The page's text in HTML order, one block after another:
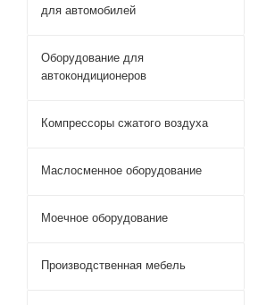
для автомобилей
Оборудование для
автокондиционеров
Компрессоры сжатого воздуха
Маслосменное оборудование
Моечное оборудование
Производственная мебель